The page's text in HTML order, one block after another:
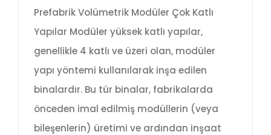
Prefabrik Volümetrik Modüler Çok Katlı
Yapılar Modüler yüksek katlı yapılar,
genellikle 4 katlı ve üzeri olan, modüler
yapı yöntemi kullanılarak inşa edilen
binalardır. Bu tür binalar, fabrikalarda
önceden imal edilmiş modüllerin (veya
bileşenlerin) üretimi ve ardından inşaat